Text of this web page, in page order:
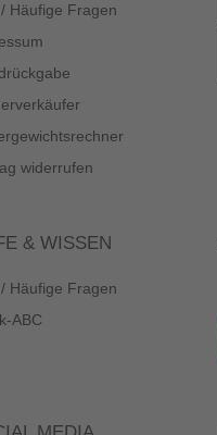
Häufige Fragen
widerrufen
& WISSEN
Häufige Fragen
ABC